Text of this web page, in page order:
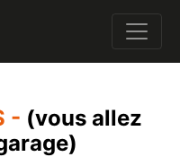
- (vous allez